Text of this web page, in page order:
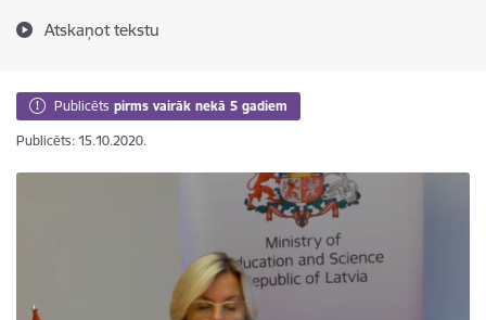
Atskaņot tekstu
Publicēts pirms vairāk nekā 5 gadiem
Publicēts: 15.10.2020.